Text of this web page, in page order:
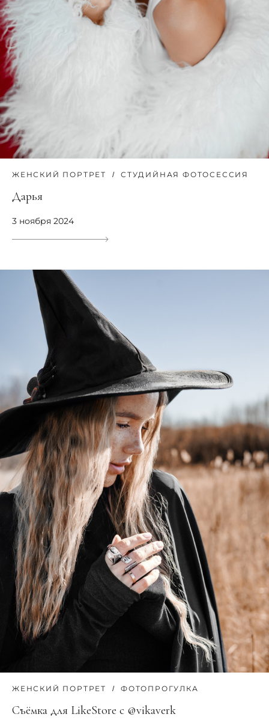
ЖЕНСКИЙ ПОРТРЕТ СТУДИЙНАЯ ФОТОСЕССИЯ
Дарья
3 ноября 2024
ЖЕНСКИЙ ПОРТРЕТ ФОТОПРОГУЛКА
Съёмка для LikeStore c @vikaverk